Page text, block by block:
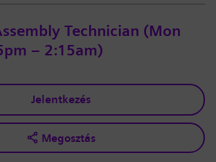
Technician (Mon
– 2:15am)
Jelentkezés
Megosztás